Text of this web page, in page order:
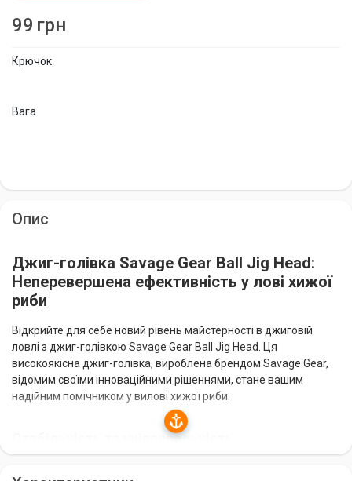
Крючок
Вага
99 грн
Опис
Джиг-голівка Savage Gear Ball Jig Head:
Неперевершена ефективність у лові хижої
риби
Відкрийте для себе новий рівень майстерності в джиговій
ловлі з джиг-голівкою Savage Gear Ball Jig Head. Ця
високоякісна джиг-голівка, вироблена брендом Savage Gear,
відомим своїми інноваційними рішеннями, стане вашим
надійним помічником у вилові хижої риби.
Стабільність та універсальність